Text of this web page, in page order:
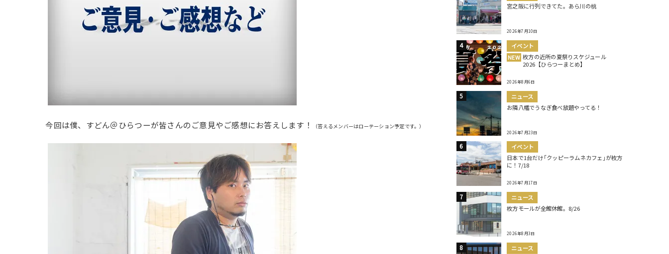
今回は僕、すどん＠ひらつーが皆さんのご意見やご感想にお答えします！ （答えるメンバーはローテーション予定です。）
宮之阪に行列できてた。あら川の桃
2026年7月10日
イベント
NEW 枚方の近所の夏祭りスケジュール
2026【ひらつーまとめ】
2026年8月6日
ニュース
お隣八幡でうなぎ食べ放題やってる！
2026年7月23日
イベント
日本で1台だけ｢クッピーラムネカフェ｣が枚方
に！7/18
2026年7月17日
ニュース
枚方モールが全館休館。8/26
2026年8月3日
ニュース